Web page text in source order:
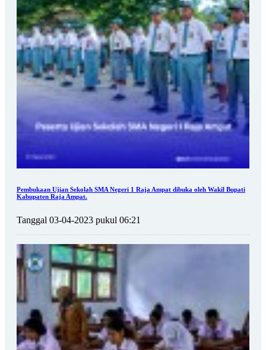
Pembukaan Ujian Sekolah SMA Negeri 1 Raja Ampat dibuka oleh Wakil Bupati
Kabupaten Raja Ampat.
Tanggal 03-04-2023 pukul 06:21